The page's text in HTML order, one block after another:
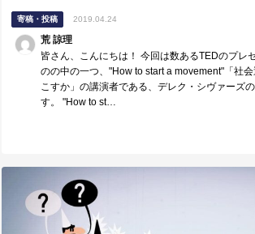
寄稿・投稿 2019.04.24
荒 諒理
皆さん、こんにちは！ 今回は数あるTEDのプレ
のの中の一つ、"How to start a movement"「社
こすか」の講演者である、デレク・シヴァーズ
す。 "How to st…